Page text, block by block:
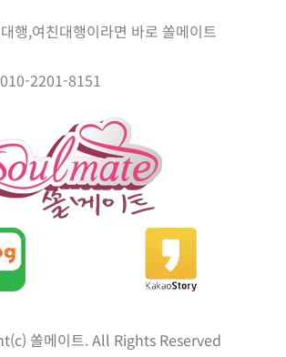
행,여친대행이라면 바로 쏠메이트
2201-8151
쏠메이트. All Rights Reserved